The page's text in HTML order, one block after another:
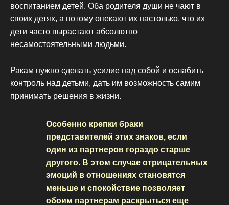
воспитанием детей. Оба родителя души не чают в
своих детях, а потому опекают их настолько, что их
дети часто вырастают абсолютно
несамостоятельными людьми.
Ракам нужно сделать усилие над собой и ослабить
контроль над детьми, дать им возможность самим
принимать решения в жизни.
Особенно крепки браки
представителей этих знаков, если
один из партнеров гораздо старше
другого. В этом случае отрицательных
эмоций в отношениях становятся
меньше и спокойствие позволяет
обоим партнерам раскрыться еще